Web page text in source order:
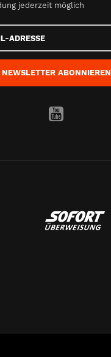
jederzeit möglich
NEWSLETTER ABONNIEREN